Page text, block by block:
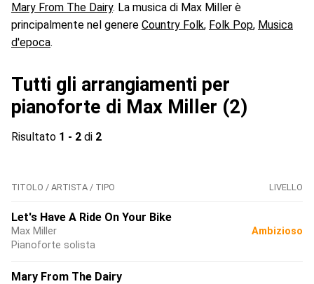
Mary From The Dairy. La musica di Max Miller è
principalmente nel genere Country Folk, Folk Pop, Musica
d'epoca.
Tutti gli arrangiamenti per
pianoforte di Max Miller (2)
Risultato 1 - 2 di 2
TITOLO / ARTISTA / TIPO LIVELLO
Let's Have A Ride On Your Bike
Max Miller
Pianoforte solista
Ambizioso
Mary From The Dairy